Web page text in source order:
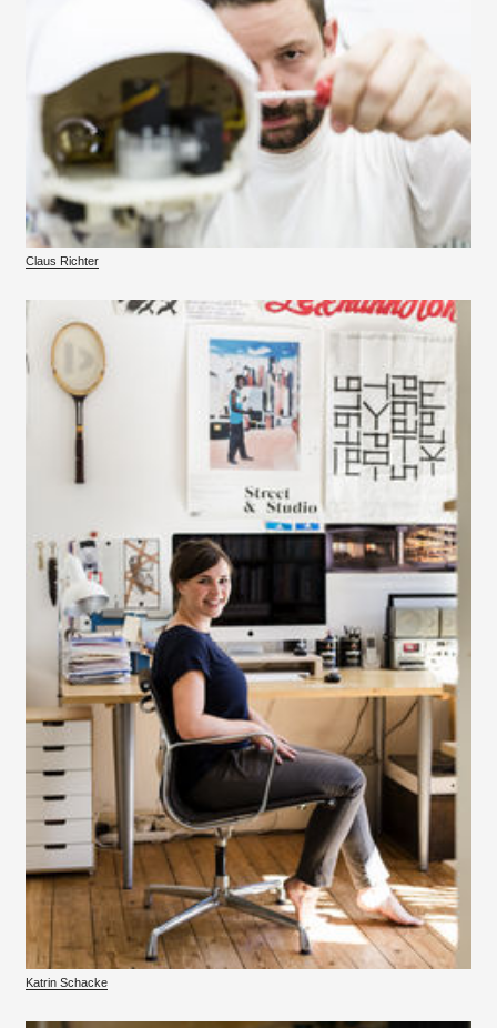
Claus Richter
Katrin Schacke